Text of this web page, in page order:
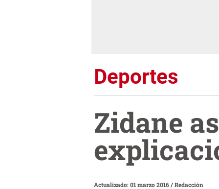
Deportes
Zidane
Actualizado: 01 marzo 2016/Redacción